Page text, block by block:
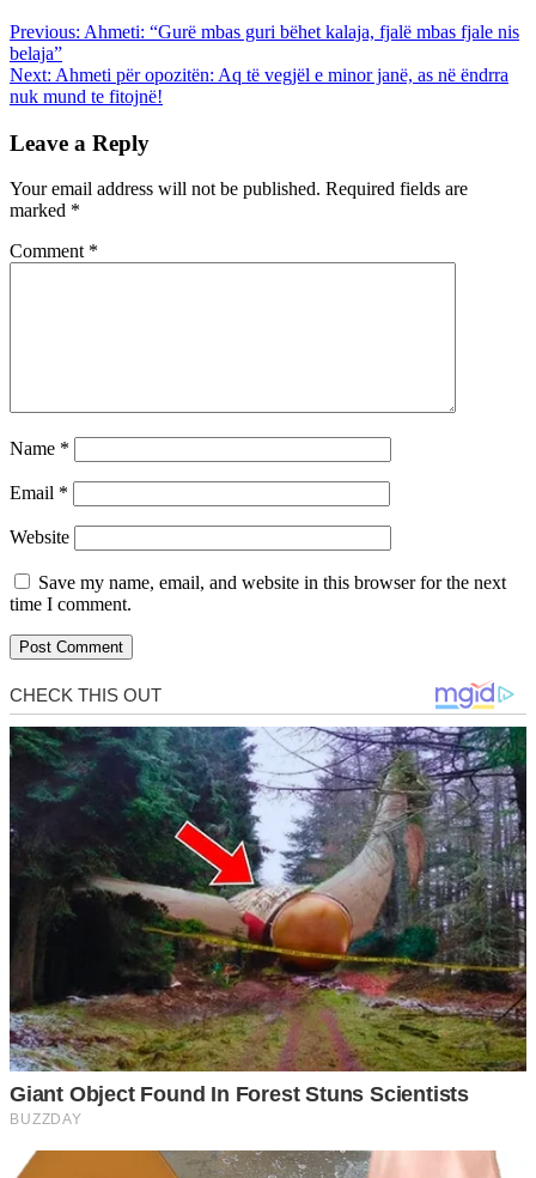
Previous: Ahmeti: “Gurë mbas guri bëhet kalaja, fjalë mbas fjale nis
belaja”
Next: Ahmeti për opozitën: Aq të vegjël e minor janë, as në ëndrra
nuk mund te fitojnë!
Leave a Reply
Your email address will not be published. Required fields are
marked *
Comment *
Name *
Email *
Website
Save my name, email, and website in this browser for the next
time I comment.